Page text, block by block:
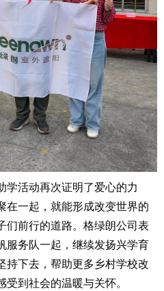
学活动再次证明了爱心的力
在一起，就能形成改变世界的
们前行的道路。格绿朗公司表
服务队一起，继续发扬兴学育
持下去，帮助更多乡村学校改
到社会的温暖与关怀。